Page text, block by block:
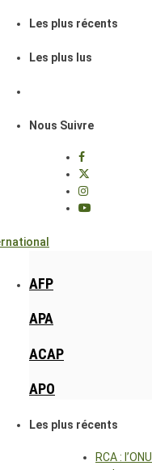
Les plus récents
Les plus lus
Nous Suivre
AFP
APA
ACAP
APO
Les plus récents
RCA : l’ONU